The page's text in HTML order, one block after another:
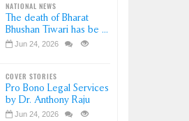
NATIONAL NEWS
The death of Bharat
Bhushan Tiwari has be ...
Jun 24, 2026
COVER STORIES
Pro Bono Legal Services
by Dr. Anthony Raju
Jun 24, 2026